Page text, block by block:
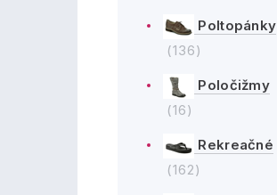
Poltopánky
(136)
Poločižmy
(16)
Rekreačné
(162)